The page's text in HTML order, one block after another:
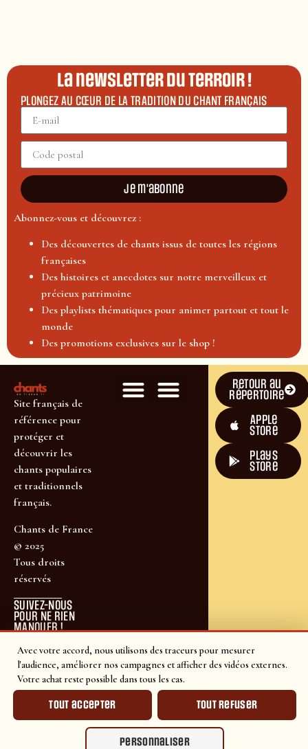
Avec votre accord, nous utilisons des traceurs pour mesurer
l'audience, améliorer nos campagnes et afficher des vidéos externes.
Votre achat reste possible dans tous les cas.
Tout accepter Tout refuser
Personnaliser
La newsletter du terroir !
PLONGEZ AU CŒUR DE LA TRADITION DU CHANT FRANÇAIS
Je m'abonne
Abonnez-vous et découvrez :
Des découvertes de chants issus de toutes les régions
françaises
Des histoires et anecdotes sur notre merveilleux et
précieux patrimoine
Des playlists thématiques pour animer partout et tout le
monde
Des promotions exclusives sur le shop !
Site français de
référence pour
protéger et
découvrir les
chants populaires
et traditionnels
français.
Chants de France
© 2025
Tous droits
réservés
SUIVEZ-NOUS
POUR NE RIEN
MANQUER !
Retour au
répertoire
Apple
Store
plays
store